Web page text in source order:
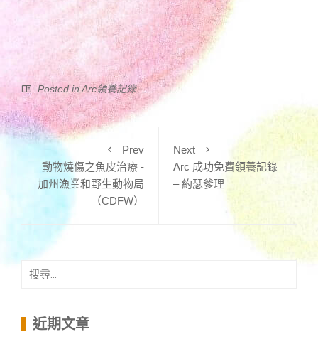
Posted inArc領養記錄
Prev
動物燒傷之魚皮治療 -
加州漁業和野生動物局
（CDFW）
Next
Arc 成功免費領養記錄
– 約瑟爹理
搜
鍵 近期文章